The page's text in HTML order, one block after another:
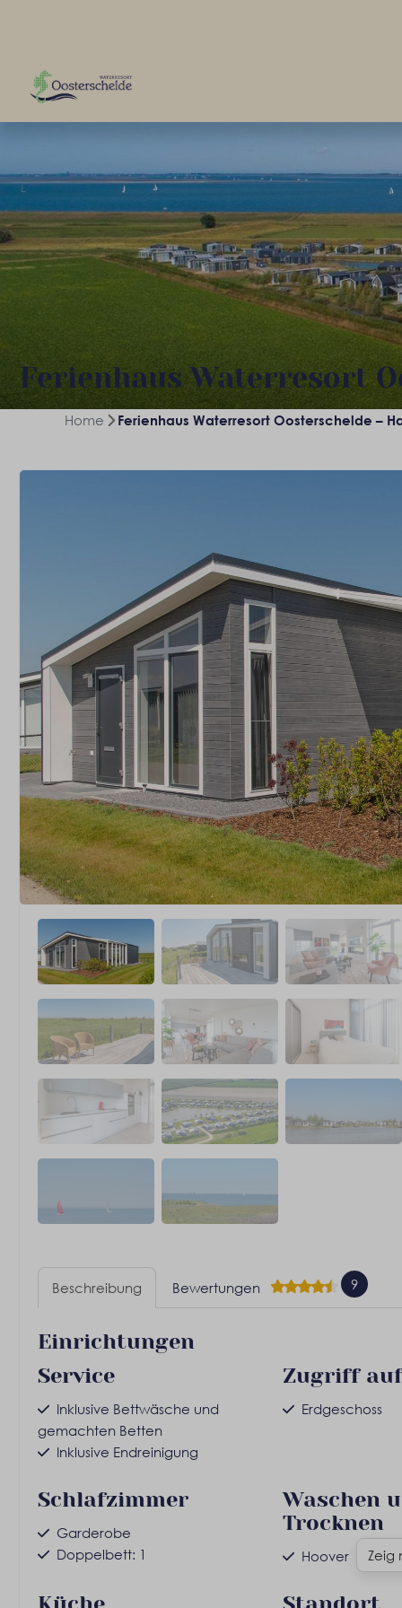
Ferienhaus Waterresort
Home Ferienhaus Waterresort Oosterschelde –
Beschreibung Bewertungen 9
Einrichtungen
Service
Inklusive Bettwäsche und
gemachten Betten
Inklusive Endreinigung
Zugriff
Erdgeschoss
Schlafzimmer
Garderobe
Doppelbett: 1
Waschen
Trocknen
Hoover Zeig